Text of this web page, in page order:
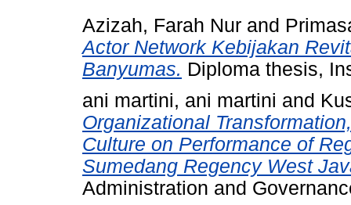
Azizah, Farah Nur and
Actor Network Kebijakan
Banyumas. Diploma thesis,
ani martini, ani martini and
Organizational
Culture on Performance of
Sumedang Regency West
Administration and